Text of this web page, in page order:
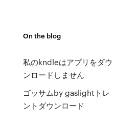
On the blog
私のkndleはアプリをダウ
ンロードしません
ゴッサムby gaslightトレ
ントダウンロード